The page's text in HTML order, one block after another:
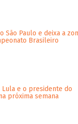
São Paulo e deixa a
Brasileiro
e o presidente do
próxima semana